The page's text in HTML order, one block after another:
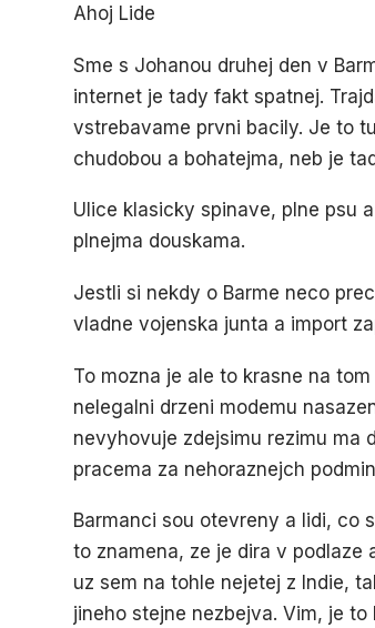
Ahoj Lide
Sme s Johanou druhej den v
internet je tady fakt spatnej.
vstrebavame prvni bacily. Je to
chudobou a bohatejma, neb je
Ulice klasicky spinave, plne psu
plnejma douskama.
Jestli si nekdy o Barme neco
vladne vojenska junta a import
To mozna je ale to krasne na
nelegalni drzeni modemu
nevyhovuje zdejsimu rezimu ma
pracema za nehoraznejch
Barmanci sou otevreny a lidi, co
to znamena, ze je dira v podlaze
uz sem na tohle nejetej z Indie,
jineho stejne nezbejva. Vim, je